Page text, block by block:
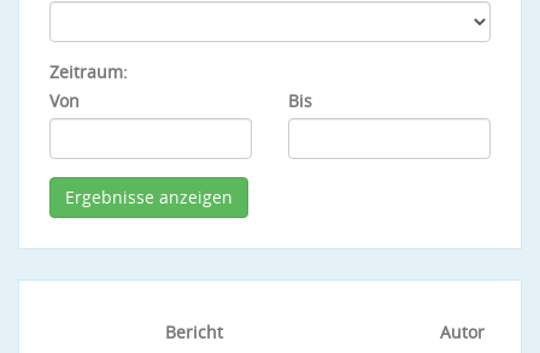
Zeitraum:
Von
Bis
Bericht
Autor